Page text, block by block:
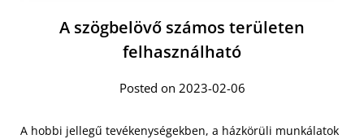
A szögbelövő számos területen
felhasználható
Posted on 2023-02-06
A hobbi jellegű tevékenységekben, a házkörüli munkálatok